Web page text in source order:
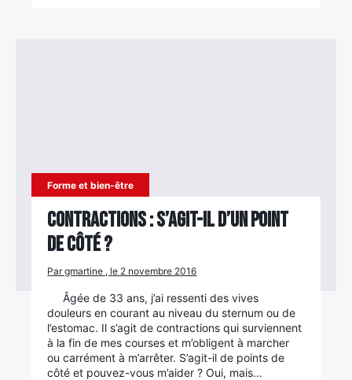
Forme et bien-être
Contractions : S’agit-il d’un point
de côté ?
Par gmartine , le 2 novembre 2016
Âgée de 33 ans, j’ai ressenti des vives
douleurs en courant au niveau du sternum ou de
l’estomac. Il s’agit de contractions qui surviennent
à la fin de mes courses et m’obligent à marcher
ou carrément à m’arrêter. S’agit-il de points de
côté et pouvez-vous m’aider ? Oui, mais…